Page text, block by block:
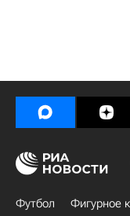
Футбол Фигурное